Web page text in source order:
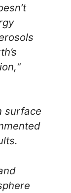
surface